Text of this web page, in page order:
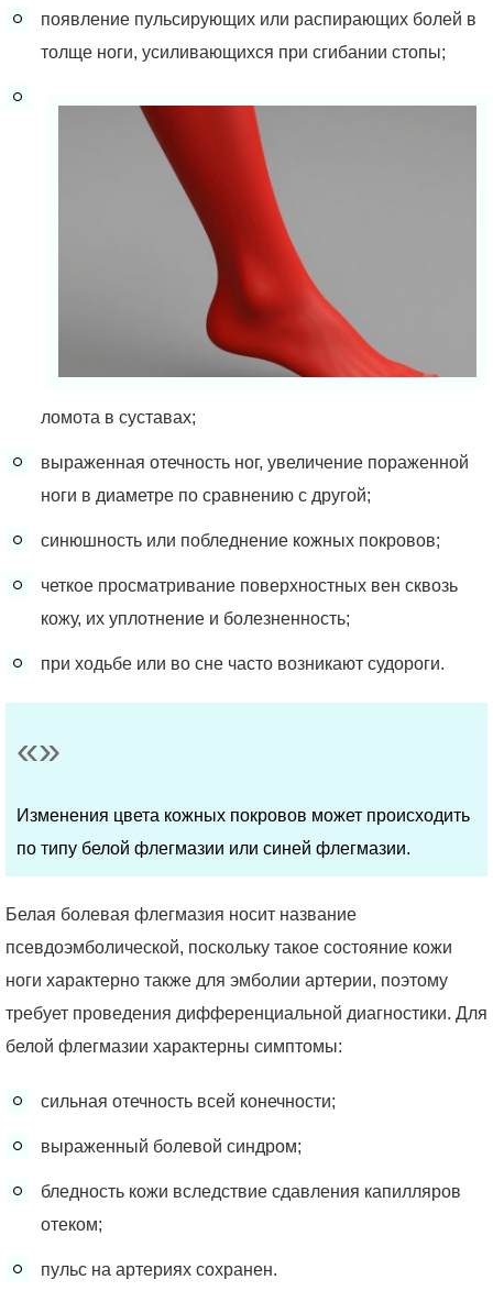
появление пульсирующих или распирающих болей в
толще ноги, усиливающихся при сгибании стопы;
ломота в суставах;
выраженная отечность ног, увеличение пораженной
ноги в диаметре по сравнению с другой;
синюшность или побледнение кожных покровов;
четкое просматривание поверхностных вен сквозь
кожу, их уплотнение и болезненность;
при ходьбе или во сне часто возникают судороги.
Изменения цвета кожных покровов может происходить
по типу белой флегмазии или синей флегмазии.
Белая болевая флегмазия носит название
псевдоэмболической, поскольку такое состояние кожи
ноги характерно также для эмболии артерии, поэтому
требует проведения дифференциальной диагностики. Для
белой флегмазии характерны симптомы:
сильная отечность всей конечности;
выраженный болевой синдром;
бледность кожи вследствие сдавления капилляров
отеком;
пульс на артериях сохранен.